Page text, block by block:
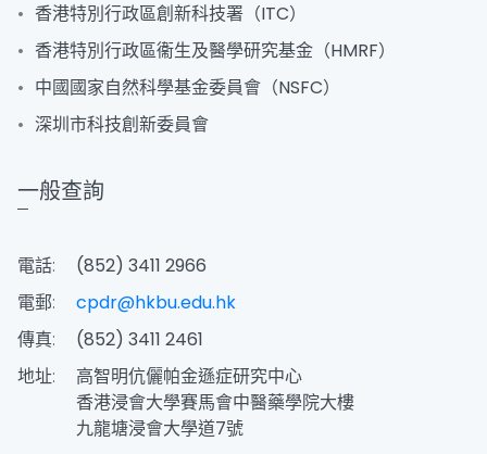
香港特別行政區創新科技署（ITC）
香港特別行政區衞生及醫學研究基金（HMRF）
中國國家自然科學基金委員會（NSFC）
深圳市科技創新委員會
一般查詢
電話:
(852) 3411 2966
電郵:
cpdr@hkbu.edu.hk
傳真:
(852) 3411 2461
地址:
高智明伉儷帕金遜症研究中心
香港浸會大學賽馬會中醫藥學院大樓
九龍塘浸會大學道7號